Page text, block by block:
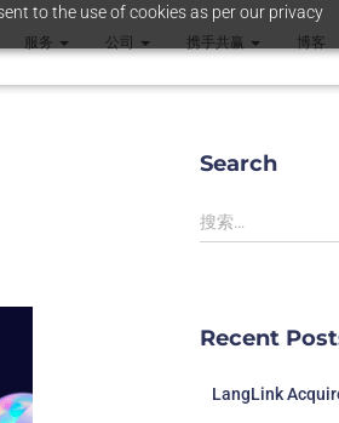
to the use of cookies as per our privacy
服务 公司 携手共赢 博客
Search
搜索…
Recent
LangLink